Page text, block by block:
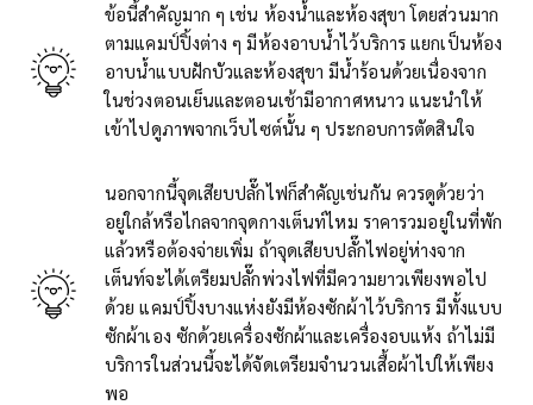
ข้อนี้สำคัญมาก ๆ เช่น ห้องน้ำและห้องสุขา โดยส่วนมาก
ตามแคมป์ปิ้งต่าง ๆ มีห้องอาบน้ำไว้บริการ แยกเป็นห้อง
อาบน้ำแบบฝักบัวและห้องสุขา มีน้ำร้อนด้วยเนื่องจาก
ในช่วงตอนเย็นและตอนเช้ามีอากาศหนาว แนะนำให้
เข้าไปดูภาพจากเว็บไซต์นั้น ๆ ประกอบการตัดสินใจ
นอกจากนี้จุดเสียบปลั๊กไฟก็สำคัญเช่นกัน ควรดูด้วยว่า
อยู่ใกล้หรือไกลจากจุดกางเต็นท์ไหม ราคารวมอยู่ในที่พัก
แล้วหรือต้องจ่ายเพิ่ม ถ้าจุดเสียบปลั๊กไฟอยู่ห่างจาก
เต็นท์จะได้เตรียมปลั๊กพ่วงไฟที่มีความยาวเพียงพอไป
ด้วย แคมป์ปิ้งบางแห่งยังมีห้องซักผ้าไว้บริการ มีทั้งแบบ
ซักผ้าเอง ซักด้วยเครื่องซักผ้าและเครื่องอบแห้ง ถ้าไม่มี
บริการในส่วนนี้จะได้จัดเตรียมจำนวนเสื้อผ้าไปให้เพียง
พอ